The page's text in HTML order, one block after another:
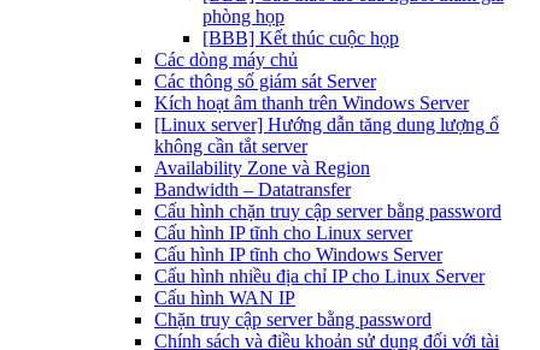
phòng họp
[BBB] Kết thúc cuộc họp
Các dòng máy chủ
Các thông số giám sát Server
Kích hoạt âm thanh trên Windows Server
[Linux server] Hướng dẫn tăng dung lượng ổ
không cần tắt server
Availability Zone và Region
Bandwidth – Datatransfer
Cấu hình chặn truy cập server bằng password
Cấu hình IP tĩnh cho Linux server
Cấu hình IP tĩnh cho Windows Server
Cấu hình nhiều địa chỉ IP cho Linux Server
Cấu hình WAN IP
Chặn truy cập server bằng password
Chính sách và điều khoản sử dụng đối với tài